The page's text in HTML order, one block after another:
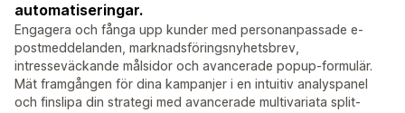
automatiseringar.
Engagera och fånga upp kunder med personanpassade e-
postmeddelanden, marknadsföringsnyhetsbrev,
intresseväckande målsidor och avancerade popup-formulär.
Mät framgången för dina kampanjer i en intuitiv analyspanel
och finslipa din strategi med avancerade multivariata split-